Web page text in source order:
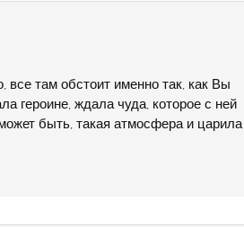
все там обстоит именно так, как Вы
героине, ждала чуда, которое с ней
быть, такая атмосфера и царила